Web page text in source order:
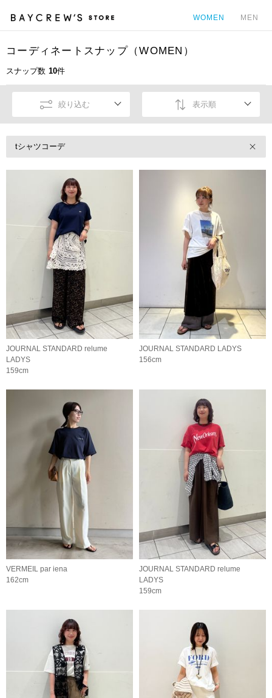
WOMEN MEN
コーディネートスナップ（WOMEN）
スナップ数 10件
絞り込む 表示順
tシャツコーデ
JOURNAL STANDARD relume
LADYS
159cm
JOURNAL STANDARD LADYS
156cm
VERMEIL par iena
162cm
JOURNAL STANDARD relume
LADYS
159cm